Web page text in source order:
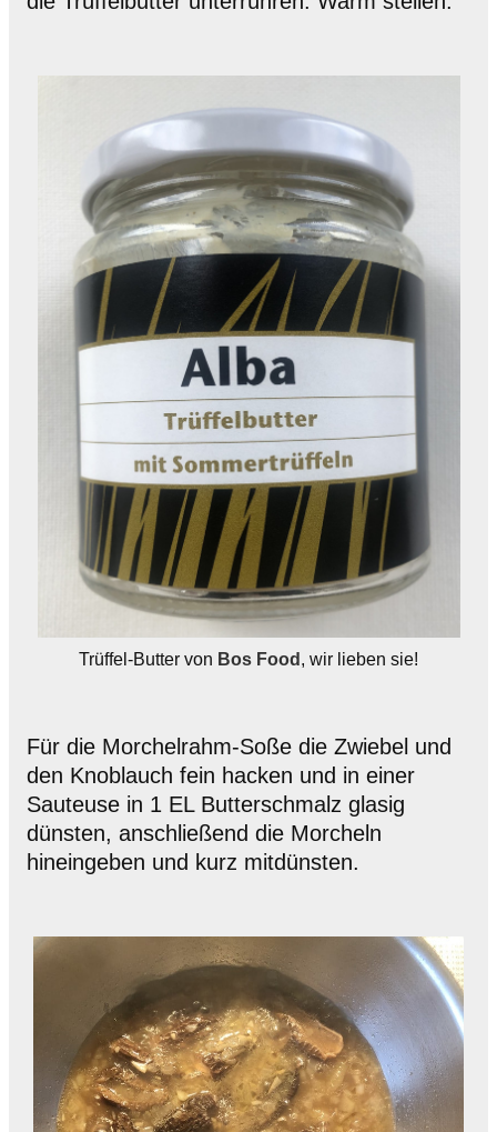
Trüffel-Butter von Bos Food , wir lieben sie!
Für die Morchelrahm-Soße die Zwiebel und
den Knoblauch fein hacken und in einer
Sauteuse in 1 EL Butterschmalz glasig
dünsten, anschließend die Morcheln
hineingeben und kurz mitdünsten.